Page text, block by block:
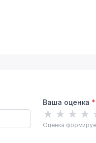
Ваша оценка *
★ ★ ★ ★
Оценка